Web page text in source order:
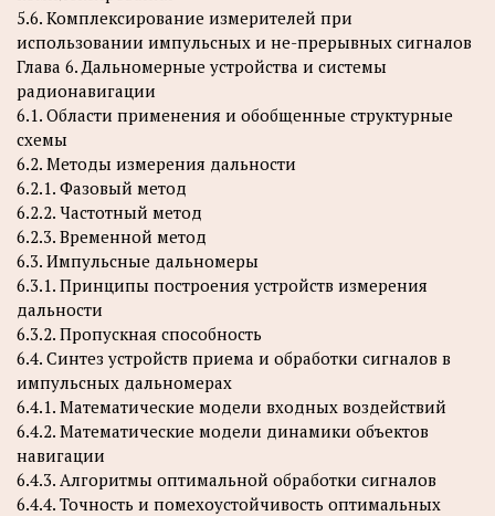
5.6. Комплексирование измерителей при
использовании импульсных и не-прерывных сигналов
Глава 6. Дальномерные устройства и системы
радионавигации
6.1. Области применения и обобщенные структурные
схемы
6.2. Методы измерения дальности
6.2.1. Фазовый метод
6.2.2. Частотный метод
6.2.3. Временной метод
6.3. Импульсные дальномеры
6.3.1. Принципы построения устройств измерения
дальности
6.3.2. Пропускная способность
6.4. Синтез устройств приема и обработки сигналов в
импульсных дальномерах
6.4.1. Математические модели входных воздействий
6.4.2. Математические модели динамики объектов
навигации
6.4.3. Алгоритмы оптимальной обработки сигналов
6.4.4. Точность и помехоустойчивость оптимальных